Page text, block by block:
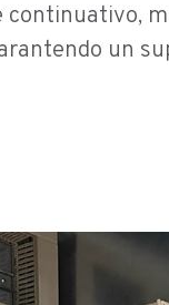
continuativo,
un